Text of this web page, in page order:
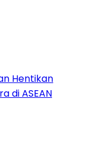
Hentikan
di ASEAN